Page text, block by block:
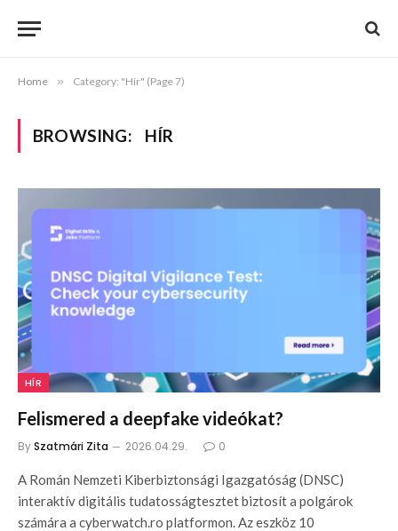
Home » Category: "Hír" (Page 7)
BROWSING: HÍR
HÍR
Felismered a deepfake videókat?
BySzatmári Zita 2026.04.29. 0
A Román Nemzeti Kiberbiztonsági Igazgatóság (DNSC)
interaktív digitális tudatosságtesztet biztosít a polgárok
számára a cyberwatch.ro platformon. Az eszköz 10